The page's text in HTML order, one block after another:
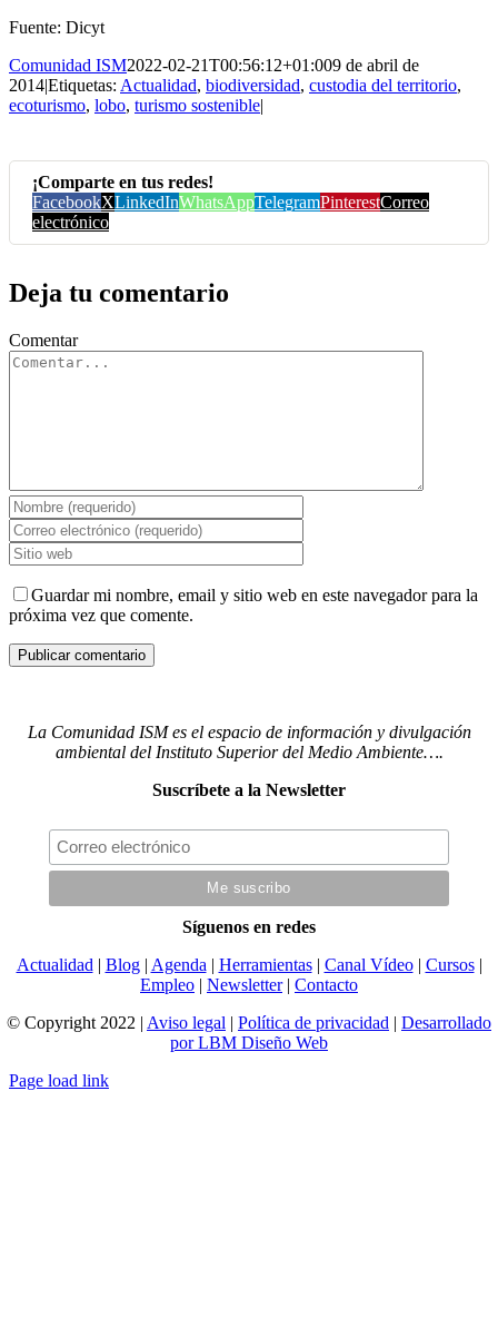
Fuente: Dicyt
Comunidad ISM2022-02-21T00:56:12+01:009 de abril de
2014|Etiquetas: Actualidad, biodiversidad, custodia del territorio,
ecoturismo, lobo, turismo sostenible|
¡Comparte en tus redes!
FacebookXLinkedInWhatsAppTelegramPinterestCorreo
electrónico
Deja tu comentario
Comentar
Guardar mi nombre, email y sitio web en este navegador para la
próxima vez que comente.
La Comunidad ISM es el espacio de información y divulgación
ambiental del Instituto Superior del Medio Ambiente….
Suscríbete a la Newsletter
Síguenos en redes
Actualidad | Blog| Agenda | Herramientas| Canal Vídeo| Cursos|
Empleo | Newsletter| Contacto
© Copyright 2022 | Aviso legal | Política de privacidad | Desarrollado
por LBM Diseño Web
Page load link